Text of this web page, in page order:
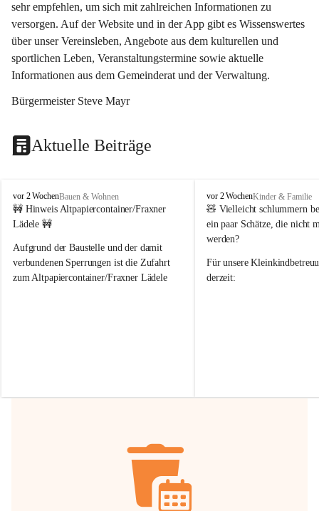
sehr empfehlen, um sich mit zahlreichen Informationen zu
versorgen. Auf der Website und in der App gibt es Wissenswertes
über unser Vereinsleben, Angebote aus dem kulturellen und
sportlichen Leben, Veranstaltungstermine sowie aktuelle
Informationen aus dem Gemeinderat und der Verwaltung.
Bürgermeister Steve Mayr
Aktuelle Beiträge
F
r
a
e
r
n
vor 2 WochenBauen & Wohnen
🚧 Hinweis Altpapiercontainer/Fraxner
Lädele 🚧
Aufgrund der Baustelle und der damit
verbundenen Sperrungen ist die Zufahrt
zum Altpapiercontainer/Fraxner Lädele
Hilfsbereitschaft!
F
r
a
x
r
n
vor 2 WochenKinder & Familie
🧸 Vielleicht schlummern
ein paar Schätze, die nicht
werden?
Für unsere
derzeit: